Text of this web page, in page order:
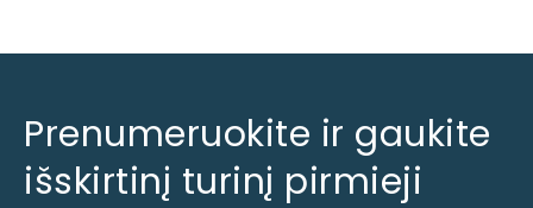
Prenumeruokite ir gaukite
išskirtinį turinį pirmieji